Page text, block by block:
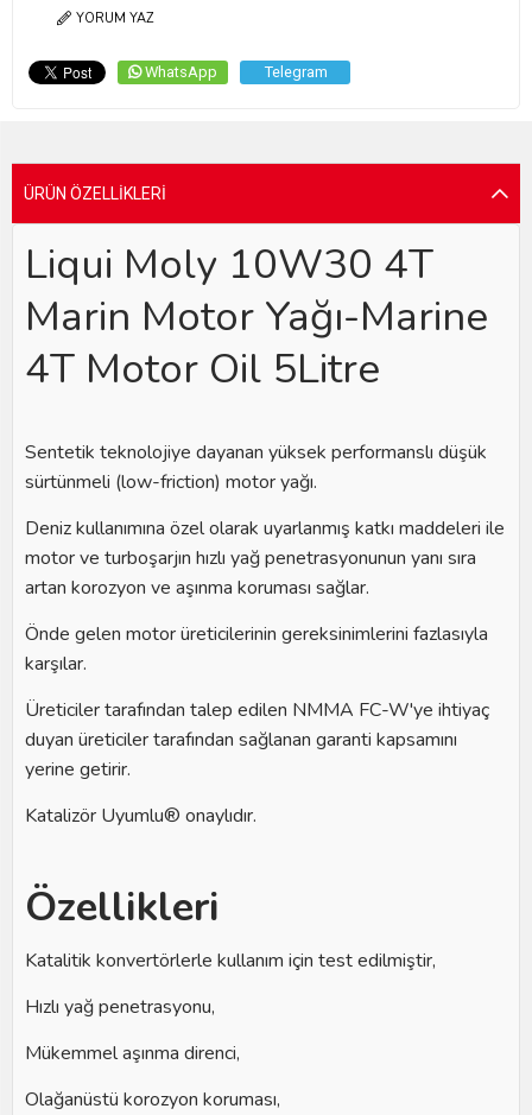
YORUM YAZ
WhatsApp Telegram
ÜRÜN ÖZELLIKLERI
Liqui Moly 10W30 4T
Marin Motor Yağı-Marine
4T Motor Oil 5Litre
Sentetik teknolojiye dayanan yüksek performanslı düşük
sürtünmeli (low-friction) motor yağı.
Deniz kullanımına özel olarak uyarlanmış katkı maddeleri ile
motor ve turboşarjın hızlı yağ penetrasyonunun yanı sıra
artan korozyon ve aşınma koruması sağlar.
Önde gelen motor üreticilerinin gereksinimlerini fazlasıyla
karşılar.
Üreticiler tarafından talep edilen NMMA FC-W'ye ihtiyaç
duyan üreticiler tarafından sağlanan garanti kapsamını
yerine getirir.
Katalizör Uyumlu® onaylıdır.
Özellikleri
Katalitik konvertörlerle kullanım için test edilmiştir,
Hızlı yağ penetrasyonu,
Mükemmel aşınma direnci,
Olağanüstü korozyon koruması,